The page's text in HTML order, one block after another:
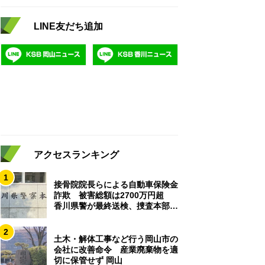
LINE友だち追加
アクセスランキング
1
接骨院院長らによる自動車保険金
詐欺 被害総額は2700万円超
香川県警が最終送検、捜査本部解
2
土木・解体工事など行う岡山市の
会社に改善命令 産業廃棄物を適
切に保管せず 岡山